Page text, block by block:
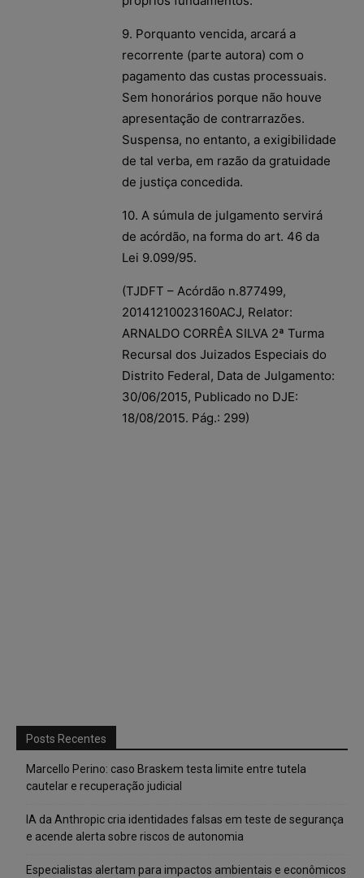
9. Porquanto vencida, arcará a
recorrente (parte autora) com o
pagamento das custas processuais.
Sem honorários porque não houve
apresentação de contrarrazões.
Suspensa, no entanto, a exigibilidade
de tal verba, em razão da gratuidade
de justiça concedida.
10. A súmula de julgamento servirá
de acórdão, na forma do art. 46 da
Lei 9.099/95.
(TJDFT – Acórdão n.877499,
20141210023160ACJ, Relator:
ARNALDO CORRÊA SILVA 2ª Turma
Recursal dos Juizados Especiais do
Distrito Federal, Data de Julgamento:
30/06/2015, Publicado no DJE:
18/08/2015. Pág.: 299)
Posts Recentes
Marcello Perino: caso Braskem testa limite entre tutela
cautelar e recuperação judicial
IA da Anthropic cria identidades falsas em teste de segurança
e acende alerta sobre riscos de autonomia
Especialistas alertam para impactos ambientais e econômicos